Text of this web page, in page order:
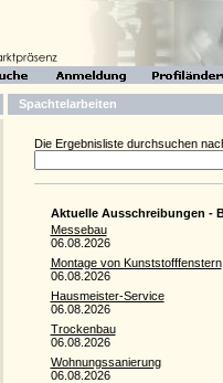
Spachtelarbeiten
Die Ergebnisliste durchsuchen
Aktuelle Ausschreibungen -
Messebau
06.08.2026
Montage von Kunststofffenstern
06.08.2026
Hausmeister-Service
06.08.2026
Trockenbau
06.08.2026
Wohnungssanierung
06.08.2026